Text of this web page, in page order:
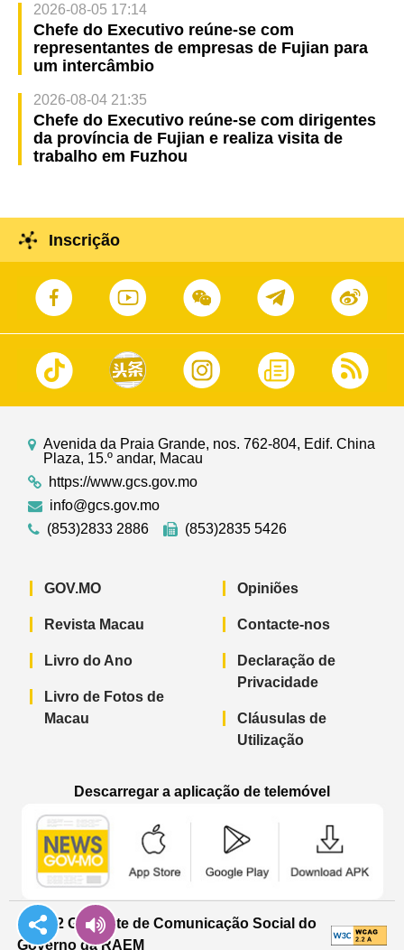
2026-08-05 17:14
Chefe do Executivo reúne-se com
representantes de empresas de Fujian para
um intercâmbio
2026-08-04 21:35
Chefe do Executivo reúne-se com dirigentes
da província de Fujian e realiza visita de
trabalho em Fuzhou
Inscrição
Avenida da Praia Grande, nos. 762-804, Edif. China
Plaza, 15.º andar, Macau
https://www.gcs.gov.mo
info@gcs.gov.mo
(853)2833 2886
(853)2835 5426
GOV.MO
Revista Macau
Livro do Ano
Livro de Fotos de
Macau
Opiniões
Contacte-nos
Declaração de
Privacidade
Cláusulas de
Utilização
Descarregar a aplicação de telemóvel
© 2022 Gabinete de Comunicação Social do
Governo da RAEM